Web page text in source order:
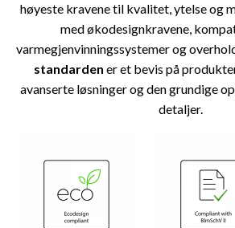
høyeste kravene til kvalitet, ytelse og
med økodesignkravene,
varmegjenvinningssystemer og
standarden er et bevis på
avanserte løsninger og den grundige
detaljer.